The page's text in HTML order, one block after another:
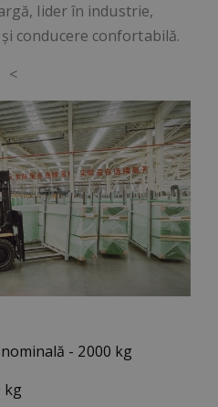
lider în industrie,
conducere confortabilă.
<
- 2000 kg
kg